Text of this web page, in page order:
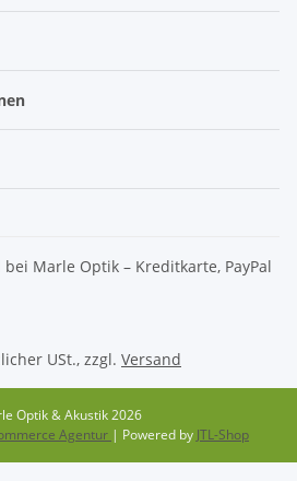
USt., zzgl. Versand
Optik & Akustik 2026
Agentur | Powered by JTL-Shop